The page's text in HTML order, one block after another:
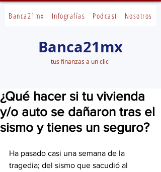
Banca21mx Infografías Podcast Nosotros
Banca21mx
tus finanzas a un clic
¿Qué hacer si tu vivienda
y/o auto se dañaron tras el
sismo y tienes un seguro?
Ha pasado casi una semana de la
tragedia; del sismo que sacudió al